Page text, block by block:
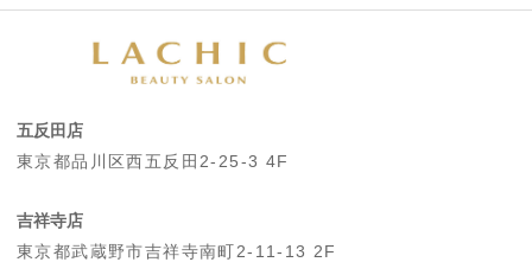
五反田店
東京都品川区西五反田2-25-3 4F
吉祥寺店
東京都武蔵野市吉祥寺南町2-11-13 2F